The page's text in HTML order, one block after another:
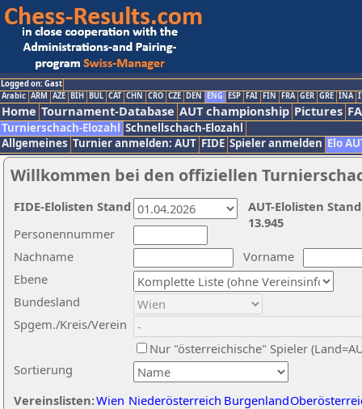
Logged on: Gast
Arabic ARM AZE BIH BUL CAT CHN CRO CZE DEN ENG ESP FAI FIN FRA GER GRE INA
Home Tournament-Database AUT championship Pictures
Turnierschach-Elozahl Schnellschach-Elozahl
Allgemeines Turnier anmelden: AUT FIDE Spieler anmelden Elo
Willkommen bei den offiziellen
Nachname
Vorname
Ebene
Sortierung
Personennummer
Bundesland
Spgem./Kreis/Verein
Nur "österreichische" Spieler
Vereinslisten:Wien Niederösterreich Burgenland
AUT-Elolisten
13.945
FIDE-Elolisten Stand